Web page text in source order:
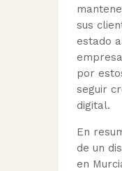
sus
estado
por
seguir
digital.
En
de un
en